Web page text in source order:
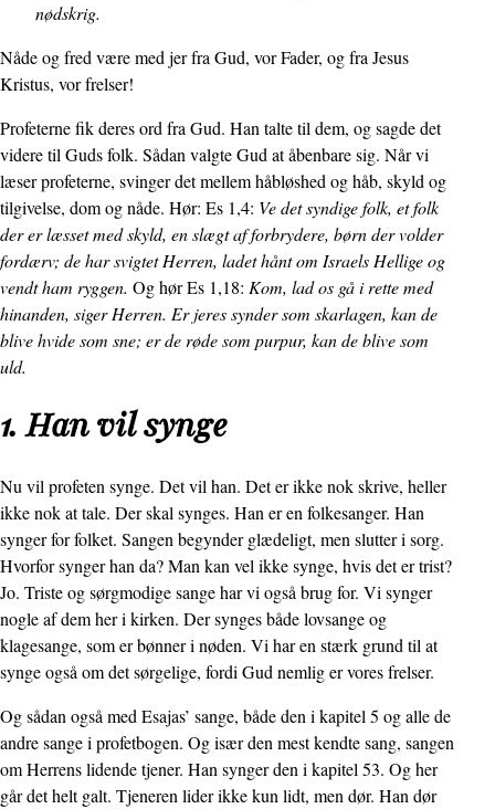
nødskrig.
Nåde og fred være med jer fra Gud, vor Fader, og fra Jesus
Kristus, vor frelser!
Profeterne fik deres ord fra Gud. Han talte til dem, og sagde det
videre til Guds folk. Sådan valgte Gud at åbenbare sig. Når vi
læser profeterne, svinger det mellem håbløshed og håb, skyld og
tilgivelse, dom og nåde. Hør: Es 1,4: Ve det syndige folk, et folk
der er læsset med skyld, en slægt af forbrydere, børn der volder
fordærv; de har svigtet Herren, ladet hånt om Israels Hellige og
vendt ham ryggen. Og hør Es 1,18: Kom, lad os gå i rette med
hinanden, siger Herren. Er jeres synder som skarlagen, kan de
blive hvide som sne; er de røde som purpur, kan de blive som
uld.
1. Han vil synge
Nu vil profeten synge. Det vil han. Det er ikke nok skrive, heller
ikke nok at tale. Der skal synges. Han er en folkesanger. Han
synger for folket. Sangen begynder glædeligt, men slutter i sorg.
Hvorfor synger han da? Man kan vel ikke synge, hvis det er trist?
Jo. Triste og sørgmodige sange har vi også brug for. Vi synger
nogle af dem her i kirken. Der synges både lovsange og
klagesange, som er bønner i nøden. Vi har en stærk grund til at
synge også om det sørgelige, fordi Gud nemlig er vores frelser.
Og sådan også med Esajas’ sange, både den i kapitel 5 og alle de
andre sange i profetbogen. Og især den mest kendte sang, sangen
om Herrens lidende tjener. Han synger den i kapitel 53. Og her
går det helt galt. Tjeneren lider ikke kun lidt, men dør. Han dør